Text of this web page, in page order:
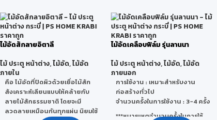
โค้งงอ ผิวหน้าไม่หลุดแตก
ทนทานต่อเชื้อรา และแมลงทุกชนิด
ง่ายต่อการติดตั้งเนื่องจากใช้กับ
เครื่องมืองานไม้ได้ทุกประเภท เช่น
ผิวหน้าของ OSBทำให้ยึดเกาะได้ดี
กับวัสดุที่ทำจากปูนซีเมนต์ หิน อิฐ
ไวนิล และวัสดุอื่นๆ
การใช้งาน LANNA OSB :สามารถ
ใช้ในงานบูธ,งานดีไซน์ ตกแต่ง,งาน
เฟอร์นิเจอร์,งานบรรจุภัณฑ์,งาน
คุณสมบัติ: เป็นไม้ที่มีคุณภาพดี
ที่สุด เนื้อไม้มีสีเหลือง หากอยู่นาน
จะกลายเป็นสีน้ำตาลแก่ มีกลิ่น
หอม มีน้ำมันในตัว มีเสี้ยนตรง
แดด หดตัวน้อย ไม่มีอาการบิดหรือ
แตกร้าวของไม้ มอดปลวกไม่ค่อย
รบกวน เมื่อเลื่อยออกจะเห็นลาย
ได้ชัดเจนสวยงาม เลื่อย ผ่า
ไสกบ ตกแต่ง ชักเงาได้ง่าย เป็น
ไม้ที่ผึ่งและสามารถแห้งได้รวดเร็ว
ที่สุด ด้วยคุณสมบัติพิเศษไม้อัดสัก
คือ ใช้กาว E2 ที่ปลอดภัยต่อ
สุขภาพ มาตรฐานยุโรป ไม้อัดสักมี
หลายลายให้เลือก
ลักษณะการใช้งาน : เหมาะสำหรับ
งานเฟอร์นิเจอร์ งานตกแต่งภายใน
บิวท์อิน ฯลฯ
ไม้อัดสักลายอิตาลี
ไม้ ประตู หน้าต่าง,ไม้อัด,ไม้อัด
ภายใน
คือ ไม้อัดที่ปิดผิวด้วยเยื่อไม้สัก
สังเคราะห์เลียนแบบให้คล้ายกับ
ลายไม้สักธรรมชาติ โดยจะมี
ลวดลายเหมือนกันทุกแผ่น นิยมใช้
ไม้อัดเคลือบฟิล์ม รุ่นลานนา
ไม้ ประตู หน้าต่าง,ไม้อัด,ไม้อัด
ภายนอก
การใช้งาน : เหมาะสำหรับงาน
ก่อสร้างทั่วไป
จำนวนครั้งในการใช้งาน : 3-4 ครั้ง
***หมายเหตุจำนวนครั้งในการใช้